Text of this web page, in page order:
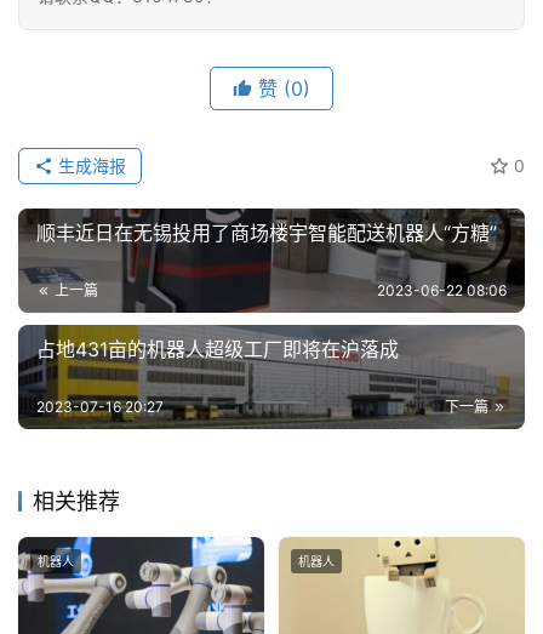
赞 (0)
0
生成海报
顺丰近日在无锡投用了商场楼宇智能配送机器人“方糖”
上一篇 2023-06-22 08:06
占地431亩的机器人超级工厂即将在沪落成
下一篇
2023-07-16 20:27
相关推荐
机器人 机器人